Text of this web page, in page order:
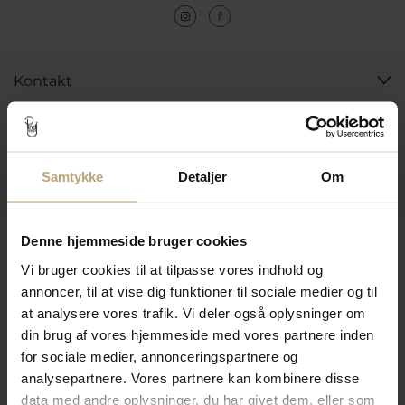
Samtykke Detaljer Om
Denne hjemmeside bruger cookies
Vi bruger cookies til at tilpasse vores indhold og
annoncer, til at vise dig funktioner til sociale medier og til
at analysere vores trafik. Vi deler også oplysninger om
din brug af vores hjemmeside med vores partnere inden
for sociale medier, annonceringspartnere og
analysepartnere. Vores partnere kan kombinere disse
data med andre oplysninger, du har givet dem, eller som
Kontakt
Åbningstider I Butikken
Praktiske Sider
Leveringsmuligheder
Betalingsmuligheder
Sikker Og Tryg E-Handel